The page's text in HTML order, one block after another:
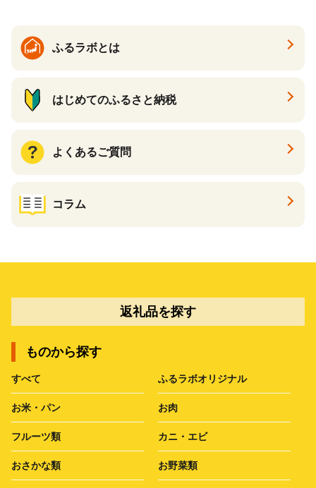
ふるラボとは
はじめてのふるさと納税
よくあるご質問
コラム
返礼品を探す
ものから探す
すべて ふるラボオリジナル
お米・パン お肉
フルーツ類 カニ・エビ
おさかな類 お野菜類